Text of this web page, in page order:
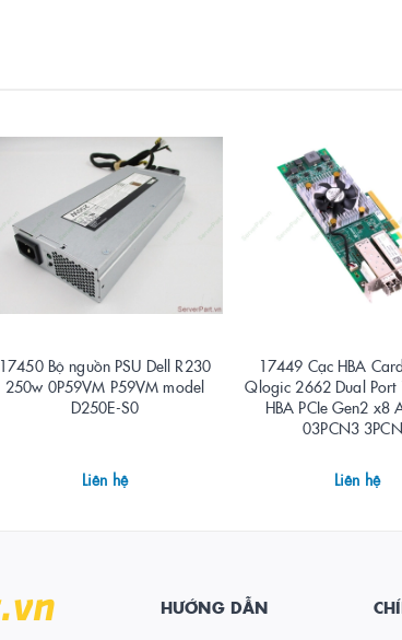
17450 Bộ nguồn PSU Dell R230
250w 0P59VM P59VM model
D250E-S0
Liên hệ
17449 Cạc HBA
Qlogic 2662 Dual Port
HBA PCIe Gen2 x8
03PCN3
Liên hệ
HƯỚNG DẪN